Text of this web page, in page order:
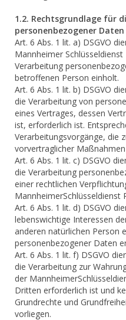
1.2. Rechtsgrundlage für
personenbezogener Daten
Art. 6 Abs. 1 lit. a) DSGVO
Mannheimer
Verarbeitung
betroffenen Person einholt.
Art. 6 Abs. 1 lit. b) DSGVO
die Verarbeitung von
eines Vertrages, dessen
ist, erforderlich ist.
Verarbeitungsvorgänge, die
vorvertraglicher
Art. 6 Abs. 1 lit. c) DSGVO
die Verarbeitung
einer rechtlichen
MannheimerSchlüsseldienst
Art. 6 Abs. 1 lit. d) DSGVO
lebenswichtige Interessen
anderen natürlichen Person
personenbezogener Daten
Art. 6 Abs. 1 lit. f) DSGVO
die Verarbeitung zur
der
Dritten erforderlich ist und
Grundrechte und
vorliegen.